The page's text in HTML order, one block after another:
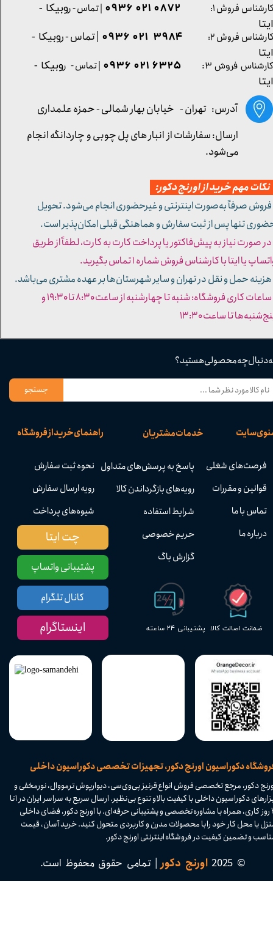
دکوراسیون اورنج دکور، تجهیزات تخصصی دکوراسیون داخلی
پشتیبانی ۲۴ ساعته ضمانت اصالت کالا
راهنمای خرید از فروشگاه
نحوه ثبت سفارش
رویه ارسال سفارش
شیوه‌های پرداخت
خدمات مشتریان
پاسخ به پرسش‌های متداول
رویه‌های بازگرداندن کالا
شرایط استفاده
حریم خصوصی
گزارش باگ
سایت
فرصت‌های شغلی
قوانین و مقررات
تماس با ما
درباره ما
دنبال چه محصولی هستید؟
جستجو
دکور، مرجع تخصصی فروش انواع قرنیز پی‌وی‌سی، دیوارپوش ترمووال، نورمخفی و
ابزارهای دکوراسیون داخلی با کیفیت بالا و تنوع بی‌نظیر. ارسال سریع به سراسر ایران در ۱ تا
۴ روز کاری، همراه با مشاوره تخصصی و پشتیبانی حرفه‌ای. با اورنج دکور، فضای داخلی
یا محل کار خود را با محصولات مدرن و کاربردی متحول کنید. خرید آسان، قیمت
و تضمین کیفیت در فروشگاه اینترنتی اورنج دکور.​​​​​​​
© 2025 اورنج دکور| تمامی حقوق محفوظ است.​​​​​​​
پشتیبانی واتساپ
چت ایتا
کانال تلگرام
اینستاگرام
کارشناس فروش ۳: ۶۳۲۵ ۰۲۱ ۰۹۳۶ | تماس - روبیکا -
ایتا
آدرس: تهران - خیابان بهار شمالی - حمزه علمداری
مهم خرید از اورنج دکور:
صرفاً به‌صورت اینترنتی و غیرحضوری انجام می‌شود. تحویل
تنها پس از ثبت سفارش و هماهنگی قبلی امکان‌پذیر است.
صورت نیاز به پیش‌فاکتور یا پرداخت کارت به کارت، لطفاً از طریق
یا ایتا با کارشناس فروش شماره ۱ تماس بگیرید.
حمل و نقل در تهران و سایر شهرستان‌ها بر عهده مشتری می‌باشد.
- ساعات کاری فروشگاه: شنبه تا چهارشنبه از ساعت ۸:۳۰ تا ۱۹:۳۰ و
تا ساعت ۱۳:۳۰​​​​​​​
کارشناس فروش ۱: 0872 021 0936 | تماس - روبیکا -
ایتا
کارشناس فروش ۲:
۳۹۸۴ ۰۲۱ ۰۹۳۶ | تماس - روبیکا -
ایتا
ارسال: سفارشات از انبار های پل چوبی و چاردانگه انجام
می‌شود.